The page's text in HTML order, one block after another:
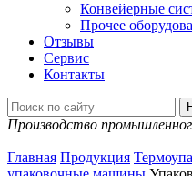
Конвейерные
Прочее
Отзывы
Сервис
Контакты
Производство
Главная Продукция